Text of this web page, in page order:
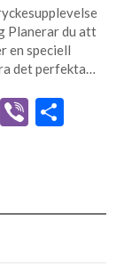
Planerar du att
en speciell
det perfekta…
WhatsApp
Viber